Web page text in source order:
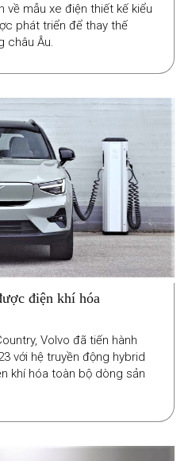
mẫu xe điện thiết kế kiểu
phát triển để thay thế
châu Âu.
điện khí hóa
Volvo đã tiến hành
với hệ truyền động hybrid
khí hóa toàn bộ dòng sản